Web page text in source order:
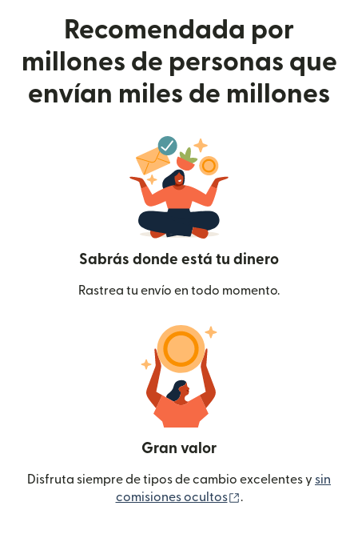
Recomendada por
millones de personas que
envían miles de millones
Sabrás donde está tu dinero
Rastrea tu envío en todo momento.
Gran valor
Disfruta siempre de tipos de cambio excelentes y sin
comisiones ocultos
.